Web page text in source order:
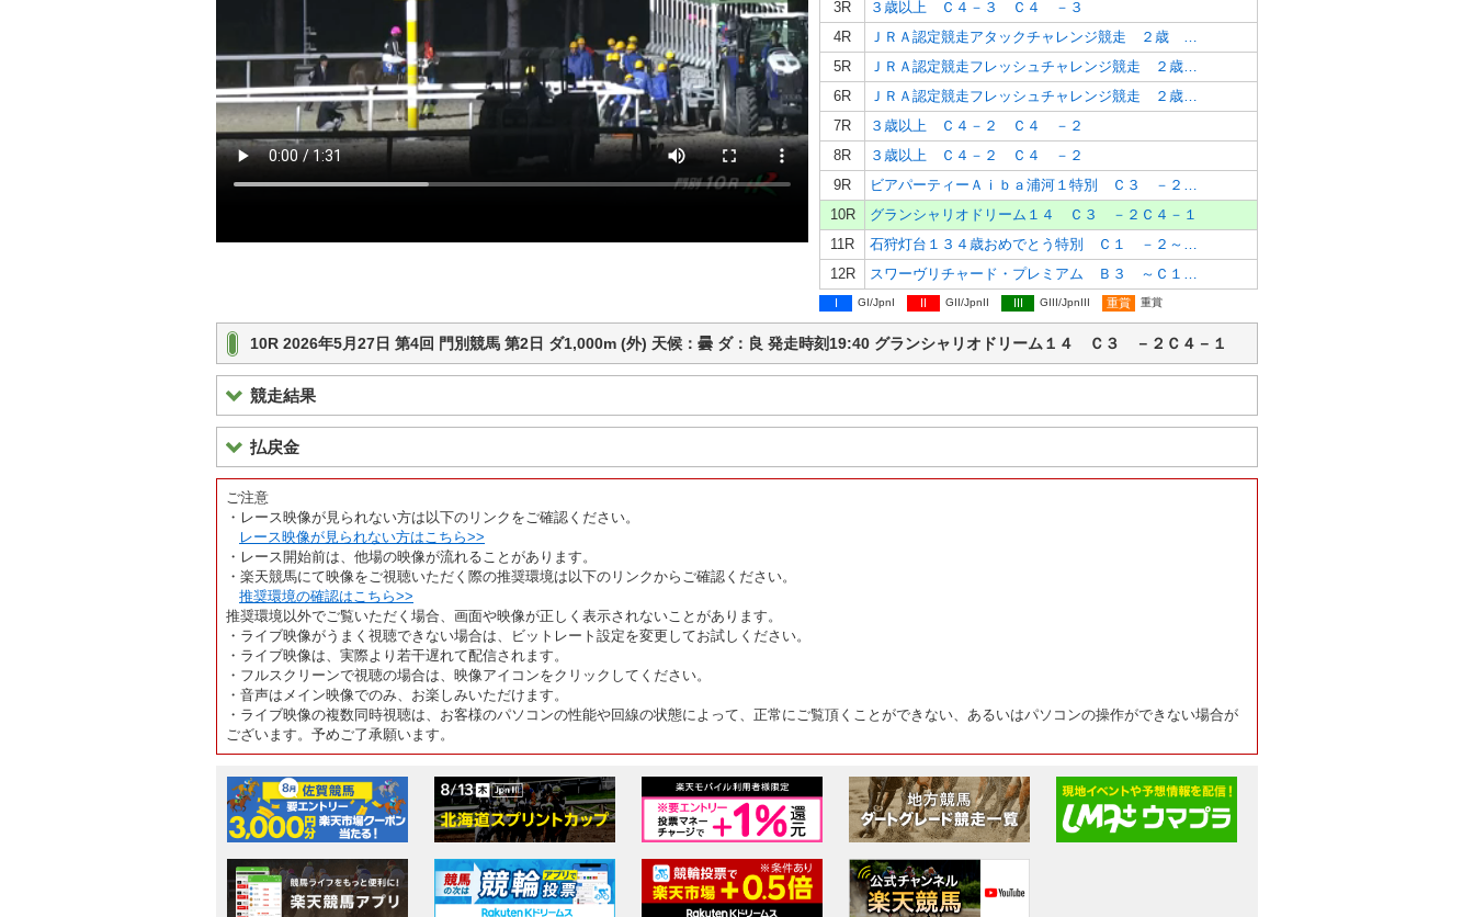
3R
３歳以上 Ｃ４－３ Ｃ４ －３
4R
5R
6R
7R
３歳以上 Ｃ４－２ Ｃ４ －２
8R
３歳以上 Ｃ４－２ Ｃ４ －２
9R
10R
グランシャリオドリーム１４ Ｃ３ －２Ｃ４－１
11R
12R
I GI/JpnI II GII/JpnII III GIII/JpnIII 重賞 重賞
10R 2026年5月27日 第4回 門別競馬 第2日 ダ1,000m (外) 天候：曇 ダ：良 発走時刻19:40 グランシャリオドリーム１４ Ｃ３ －２Ｃ４－１
競走結果
払戻金
ご注意
・レース映像が見られない方は以下のリンクをご確認ください。
レース映像が見られない方はこちら>>
・レース開始前は、他場の映像が流れることがあります。
・楽天競馬にて映像をご視聴いただく際の推奨環境は以下のリンクからご確認ください。
推奨環境の確認はこちら>>
推奨環境以外でご覧いただく場合、画面や映像が正しく表示されないことがあります。
・ライブ映像がうまく視聴できない場合は、ビットレート設定を変更してお試しください。
・ライブ映像は、実際より若干遅れて配信されます。
・フルスクリーンで視聴の場合は、映像アイコンをクリックしてください。
・音声はメイン映像でのみ、お楽しみいただけます。
・ライブ映像の複数同時視聴は、お客様のパソコンの性能や回線の状態によって、正常にご覧頂くことができない、あるいはパソコンの操作ができない場合が
ございます。予めご了承願います。